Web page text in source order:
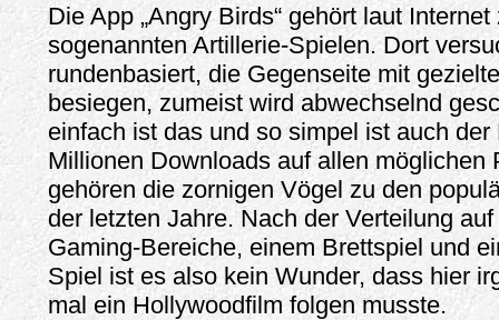
Die App „Angry Birds“ gehört laut Internet
sogenannten Artillerie-Spielen. Dort
rundenbasiert, die Gegenseite mit
besiegen, zumeist wird abwechselnd
einfach ist das und so simpel ist auch
Millionen Downloads auf allen möglichen
gehören die zornigen Vögel zu den
der letzten Jahre. Nach der Verteilung
Gaming-Bereiche, einem Brettspiel und
Spiel ist es also kein Wunder, dass hier
mal ein Hollywoodfilm folgen musste.